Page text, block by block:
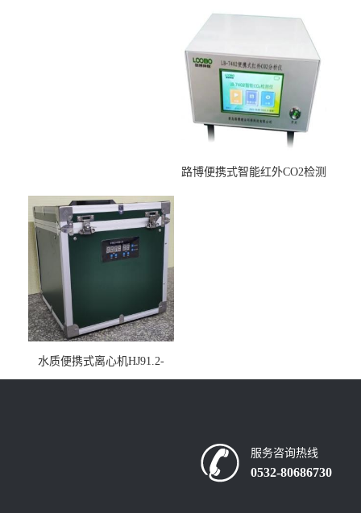
路博便携式智能红外CO2检测
水质便携式离心机HJ91.2-
2022地表水总磷监测内置有
服务咨询热线
0532-80686730